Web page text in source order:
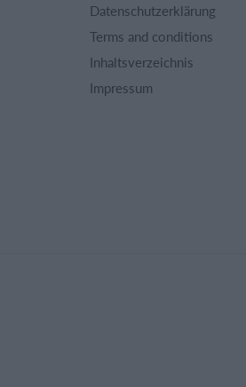
Datenschutzerklärung
Terms and conditions
Inhaltsverzeichnis
Impressum